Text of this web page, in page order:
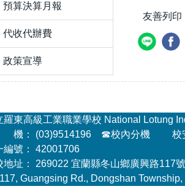
預算決算月報
代收代辦費
政策宣導
友善列印
羅東高級工業職業學校 National Lotung
： (03)9514196 ☎校內分機 校
編號： 42001706
地址： 269022 宜蘭縣冬山鄉廣興路117號
Guangsing Rd., Dongshan